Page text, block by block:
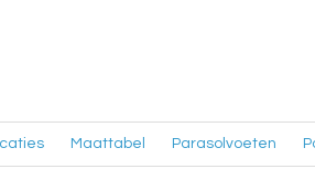
Maattabel Parasolvoeten